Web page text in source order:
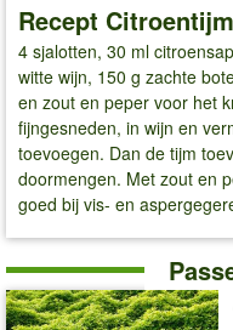
Recept
4 sjalotten, 30 ml
witte wijn, 150 g zachte
en zout en peper voor het
fijngesneden, in wijn en
toevoegen. Dan de tijm
doormengen. Met zout en
goed bij vis- en